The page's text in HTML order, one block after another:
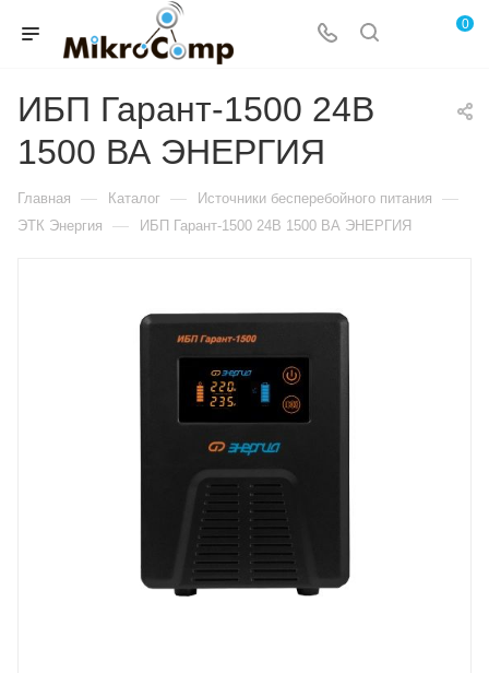
0
ИБП Гарант-1500 24В
1500 ВА ЭНЕРГИЯ
Главная — Каталог — Источники бесперебойного питания —
ЭТК Энергия — ИБП Гарант-1500 24В 1500 ВА ЭНЕРГИЯ